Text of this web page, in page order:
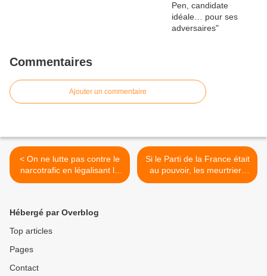
Commentaires
Ajouter un commentaire
< On ne lutte pas contre le
narcotrafic en légalisant la
drogue
Si le Parti de la France était
au pouvoir, les meurtriers
de Fiona seraient
Hébergé par Overblog
Top articles
Pages
Contact